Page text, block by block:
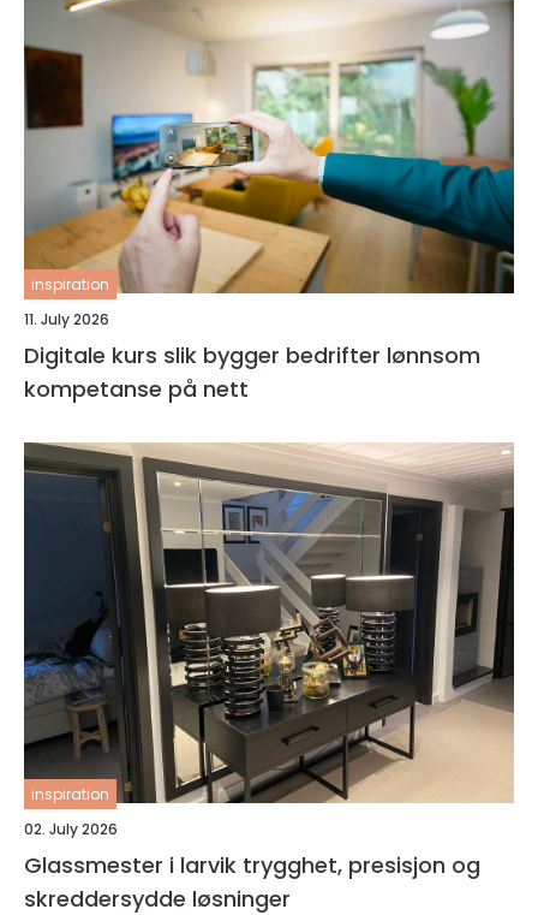
inspiration
11. July 2026
Digitale kurs slik bygger bedrifter lønnsom
kompetanse på nett
inspiration
02. July 2026
Glassmester i larvik trygghet, presisjon og
skreddersydde løsninger